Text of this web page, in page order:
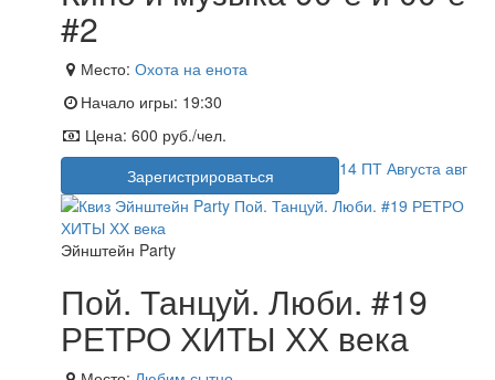
#2
Место: Охота на енота
Начало игры: 19:30
Цена: 600 руб./чел.
Зарегистрироваться
14 ПТ Августа авг
Эйнштейн Party
Пой. Танцуй. Люби. #19
РЕТРО ХИТЫ ХХ века